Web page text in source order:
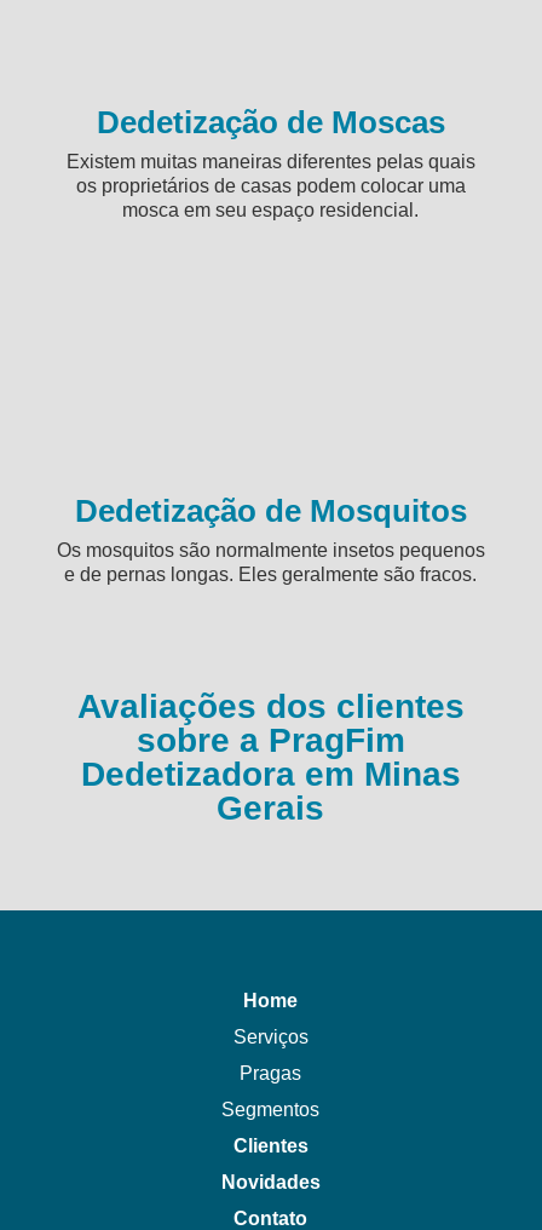
Dedetização de Moscas
Existem muitas maneiras diferentes pelas quais
os proprietários de casas podem colocar uma
mosca em seu espaço residencial.
Dedetização de Mosquitos
Os mosquitos são normalmente insetos pequenos
e de pernas longas. Eles geralmente são fracos.
Avaliações dos clientes
sobre a PragFim
Dedetizadora em Minas
Gerais
Home
Serviços
Pragas
Segmentos
Clientes
Novidades
Contato